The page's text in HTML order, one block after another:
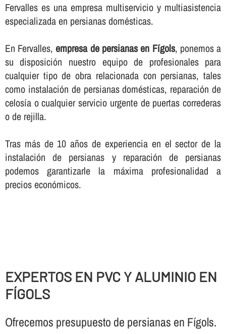
Fervalles es una empresa multiservicio y multiasistencia
especializada en persianas domésticas.
En Fervalles,empresa de persianas en Fígols, ponemos a
su disposición nuestro equipo de profesionales para
cualquier tipo de obra relacionada con persianas, tales
como instalación de persianas domésticas, reparación de
celosí­a o cualquier servicio urgente de puertas correderas
o de rejilla.
Tras más de 10 años de experiencia en el sector de la
instalación de persianas y reparación de persianas
podemos garantizarle la máxima profesionalidad a
precios económicos.
EXPERTOS EN PVC Y ALUMINIO EN
FÍGOLS
Ofrecemos presupuesto de persianas en Fígols.